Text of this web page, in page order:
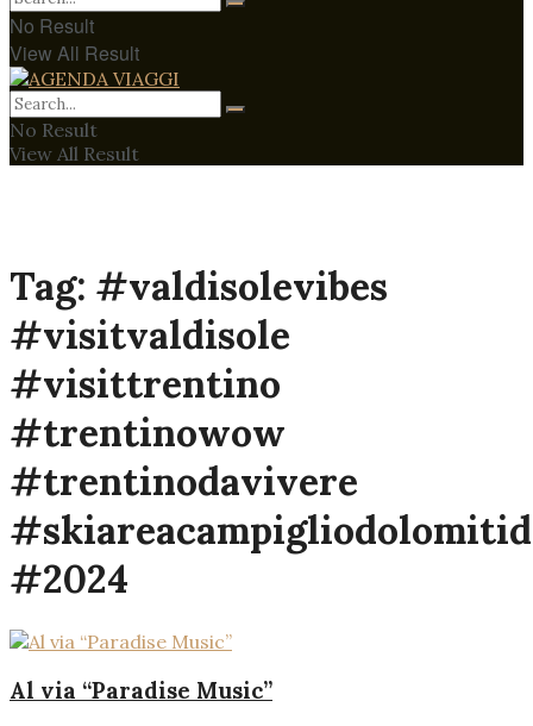
No Result
View All Result
No Result
View All Result
Tag: #valdisolevibes
#visitvaldisole
#visittrentino
#trentinowow
#trentinodavivere
#2024
Al via “Paradise Music”